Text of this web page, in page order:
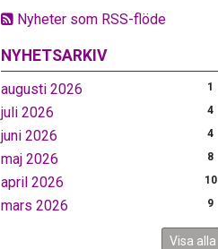
Nyheter som RSS-flöde
NYHETSARKIV
augusti 2026 1
juli 2026 4
juni 2026 4
maj 2026 8
april 2026 10
mars 2026 9
Visa alla